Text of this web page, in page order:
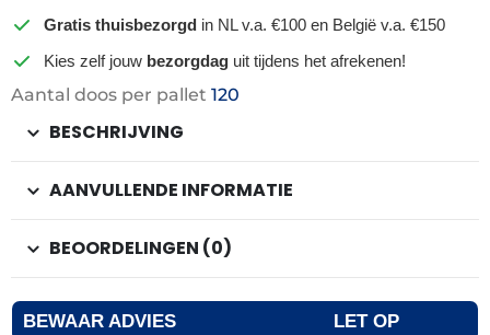
Gratis thuisbezorgd in NL v.a. €100 en België v.a. €150
Kies zelf jouw bezorgdag uit tijdens het afrekenen!
Aantal doos per pallet 120
BESCHRIJVING
AANVULLENDE INFORMATIE
BEOORDELINGEN (0)
BEWAAR ADVIES LET OP